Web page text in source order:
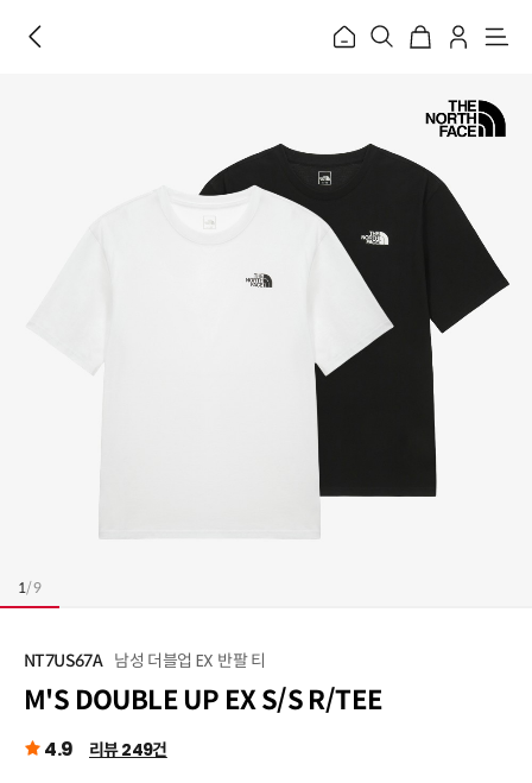
홈
메
1/9
NT7US67A 남성 더블업 EX 반팔 티
M'S DOUBLE UP EX S/S R/TEE
4.9 리뷰 249건